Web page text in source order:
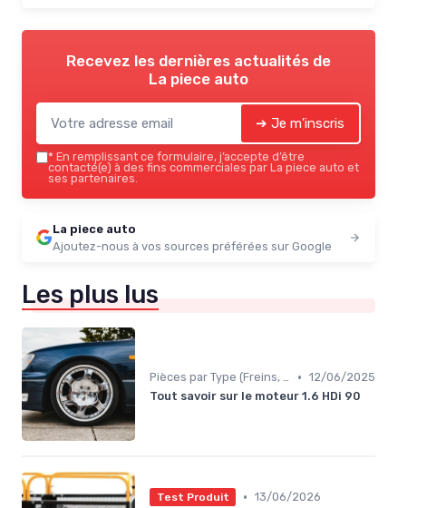
Recevez les dernières actualités de
La piece auto
➔ Je m'inscris
* En remplissant ce formulaire, j’accepte d’être
contacté(e) à des fins commerciales par La piece auto et
ses partenaires.
La piece auto
Ajoutez-nous à vos sources préférées sur Google
Les plus lus
Pièces par Type (Freins, Moteur, etc.) • 12/06/2025
Tout savoir sur le moteur 1.6 HDi 90
Test Produit • 13/06/2026